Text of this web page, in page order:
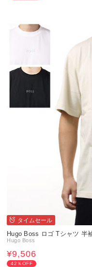
タイムセール
Hugo Boss ロゴ Tシャツ 半
Hugo Boss
¥9,506
42％OFF